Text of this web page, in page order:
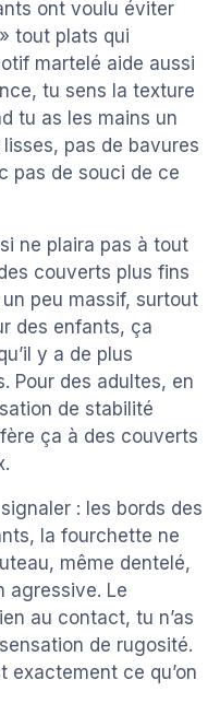
ont voulu éviter
tout plats qui
martelé aide aussi
tu sens la texture
tu as les mains un
pas de bavures
pas de souci de ce
ne plaira pas à tout
couverts plus fins
peu massif, surtout
des enfants, ça
y a de plus
Pour des adultes, en
de stabilité
ça à des couverts
: les bords des
la fourchette ne
même dentelé,
agressive. Le
au contact, tu n’as
de rugosité.
exactement ce qu’on